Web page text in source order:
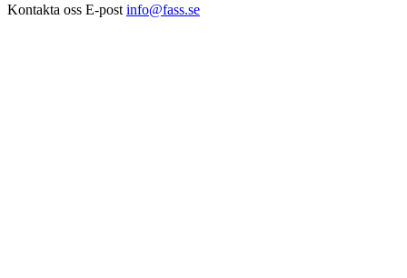
Kontakta oss E-post info@fass.se